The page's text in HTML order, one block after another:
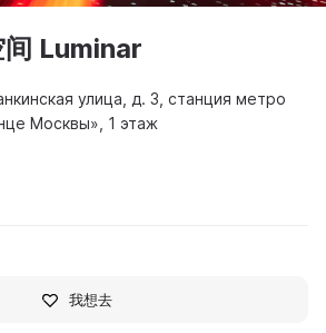
Luminar
улица, д. 3, станция метро
Москвы», 1 этаж
我想去